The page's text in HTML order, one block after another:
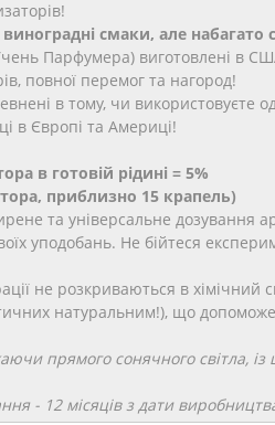
смаки, але набагато
Парфумера) виготовлені в
повної перемог та нагород!
в тому, чи використовуєте
в Європі та Америці!
в готовій рідині = 5%
приблизно 15 крапель)
та універсальне дозування
уподобань. Не бійтеся
не розкриваються в хімічний
натуральним!), що
прямого сонячного
- 12 місяців з дати